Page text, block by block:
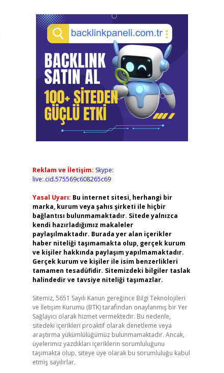
Reklam ve İletişim: Skype:
live:.cid.575569c608265c69
Yasal Uyarı: Bu internet sitesi, herhangi bir
marka, kurum veya şahıs şirketi ile hiçbir
bağlantısı bulunmamaktadır. Sitede yalnızca
kendi hazırladığımız makaleler
paylaşılmaktadır. Burada yer alan içerikler
haber niteliği taşımamakta olup, gerçek kurum
ve kişiler hakkında paylaşım yapılmamaktadır.
Gerçek kurum ve kişiler ile isim benzerlikleri
tamamen tesadüfidir. Sitemizdeki bilgiler taslak
halindedir ve tavsiye niteliği taşımazlar.
Sitemiz, 5651 Sayılı Kanun gereğince Bilgi Teknolojileri
ve İletişim Kurumu (BTK) tarafından onaylanmış bir Yer
Sağlayıcı olarak hizmet vermektedir. Bu nedenle,
sitedeki içerikleri proaktif olarak denetleme veya
araştırma yükümlülüğümüz bulunmamaktadır. Ancak,
üyelerimiz yazdıkları içeriklerin sorumluluğunu
taşımakta olup, siteye üye olarak bu sorumluluğu kabul
etmiş sayılırlar.